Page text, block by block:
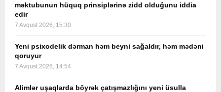
məktubunun hüquq prinsiplərinə zidd olduğunu iddia
edir
7 Avqust 2026, 15:30
Yeni psixodelik dərman həm beyni sağaldır, həm mədəni
qoruyur
7 Avqust 2026, 14:54
Alimlər uşaqlarda böyrək çatışmazlığını yeni üsulla